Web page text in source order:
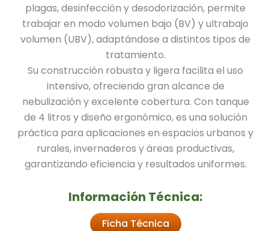
plagas, desinfección y desodorización, permite
trabajar en modo volumen bajo (BV) y ultrabajo
volumen (UBV), adaptándose a distintos tipos de
tratamiento.
Su construcción robusta y ligera facilita el uso
intensivo, ofreciendo gran alcance de
nebulización y excelente cobertura. Con tanque
de 4 litros y diseño ergonómico, es una solución
práctica para aplicaciones en espacios urbanos y
rurales, invernaderos y áreas productivas,
garantizando eficiencia y resultados uniformes.
Información Técnica:
Ficha Técnica